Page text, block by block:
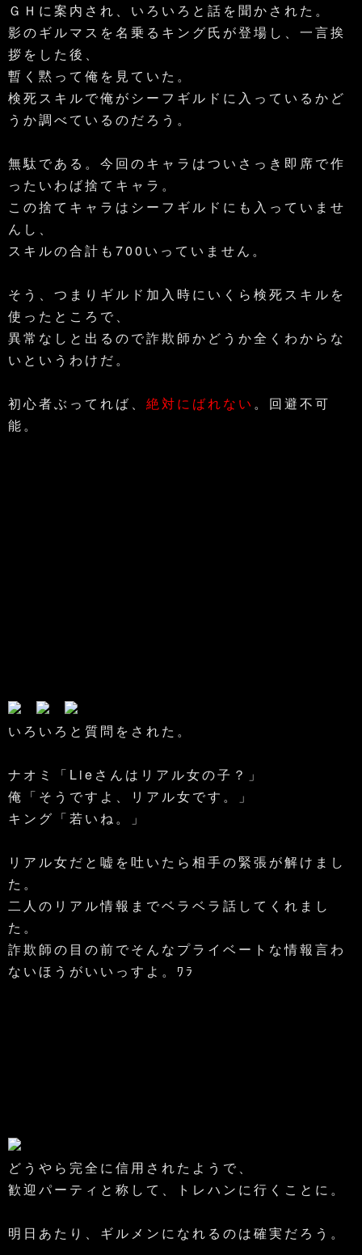
ＧＨに案内され、いろいろと話を聞かされた。
影のギルマスを名乗るキング氏が登場し、一言挨
拶をした後、
暫く黙って俺を見ていた。
検死スキルで俺がシーフギルドに入っているかど
うか調べているのだろう。
無駄である。今回のキャラはついさっき即席で作
ったいわば捨てキャラ。
この捨てキャラはシーフギルドにも入っていませ
んし、
スキルの合計も700いっていません。
そう、つまりギルド加入時にいくら検死スキルを
使ったところで、
異常なしと出るので詐欺師かどうか全くわからな
いというわけだ。
初心者ぶってれば、 絶対にばれない 。回避不可
能。
いろいろと質問をされた。
ナオミ「Lieさんはリアル女の子？」
俺「そうですよ、リアル女です。」
キング「若いね。」
リアル女だと嘘を吐いたら相手の緊張が解けまし
た。
二人のリアル情報までベラベラ話してくれまし
た。
詐欺師の目の前でそんなプライベートな情報言わ
ないほうがいいっすよ。ﾜﾗ
どうやら完全に信用されたようで、
歓迎パーティと称して、トレハンに行くことに。
明日あたり、ギルメンになれるのは確実だろう。